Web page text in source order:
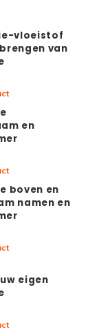
vloeistof
van
en
boven en
namen en
eigen